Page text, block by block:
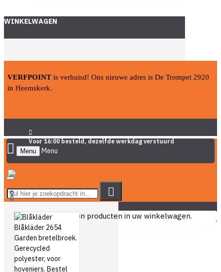
WINKELWAGEN
VERFPOINT is verhuisd! Ons nieuwe adres is De Trompet 2920
in Heemskerk.
Voor 16:00 besteld, dezelfde werkdag verstuurd
Menu
0
U heeft nog geen producten in uw winkelwagen.